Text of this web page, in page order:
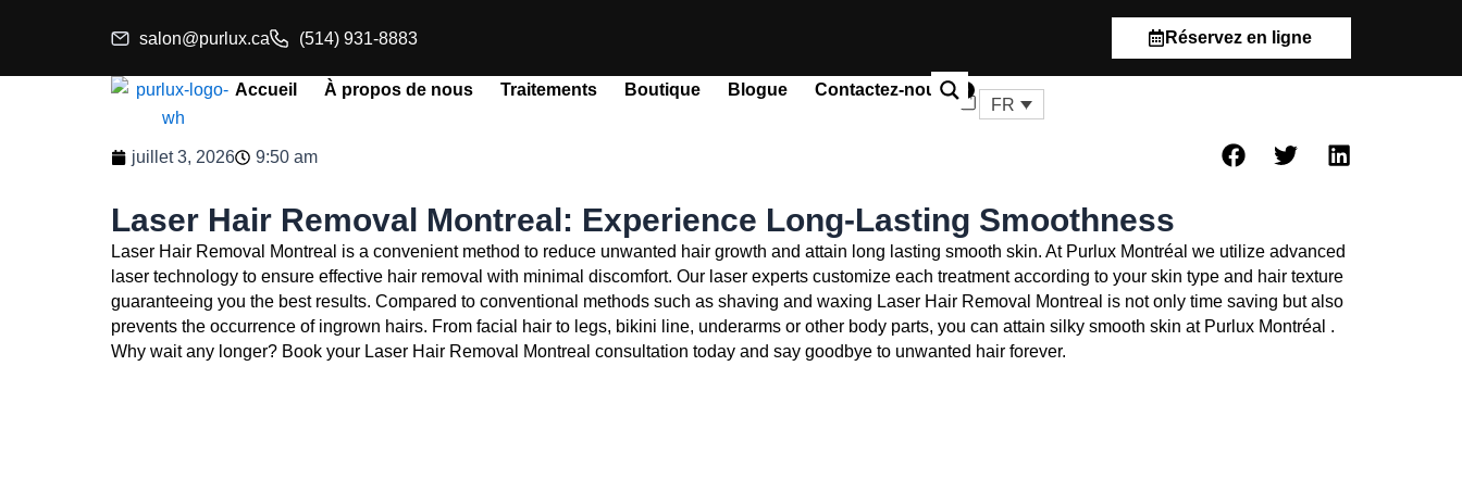
salon@purlux.ca (514) 931-8883 Réservez en ligne
Accueil À propos de nous Traitements Boutique Blogue Contactez-nous 0
Panier
FR
juillet 3, 2026 9:50 am
Laser Hair Removal Montreal: Experience Long-Lasting Smoothness
Laser Hair Removal Montreal is a convenient method to reduce unwanted hair growth and attain long lasting smooth skin. At Purlux Montréal we utilize advanced
laser technology to ensure effective hair removal with minimal discomfort. Our laser experts customize each treatment according to your skin type and hair texture
guaranteeing you the best results. Compared to conventional methods such as shaving and waxing Laser Hair Removal Montreal is not only time saving but also
prevents the occurrence of ingrown hairs. From facial hair to legs, bikini line, underarms or other body parts, you can attain silky smooth skin at Purlux Montréal .
Why wait any longer? Book your Laser Hair Removal Montreal consultation today and say goodbye to unwanted hair forever.